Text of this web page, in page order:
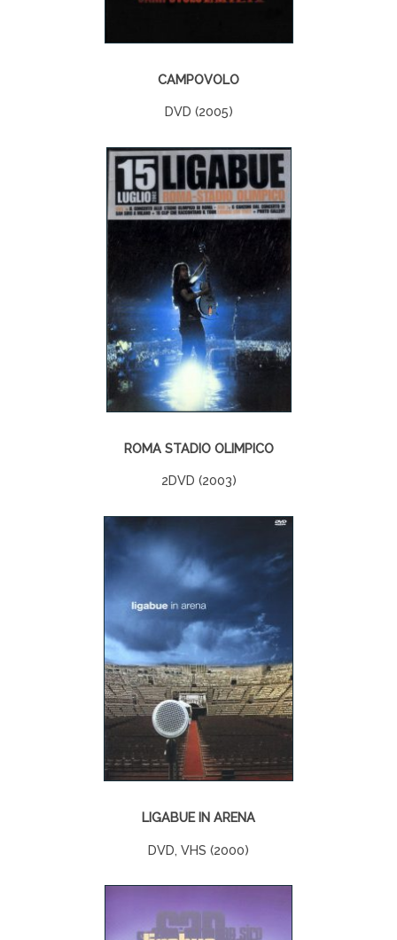
CAMPOVOLO
DVD (2005)
ROMA STADIO OLIMPICO
2DVD (2003)
LIGABUE IN ARENA
DVD, VHS (2000)